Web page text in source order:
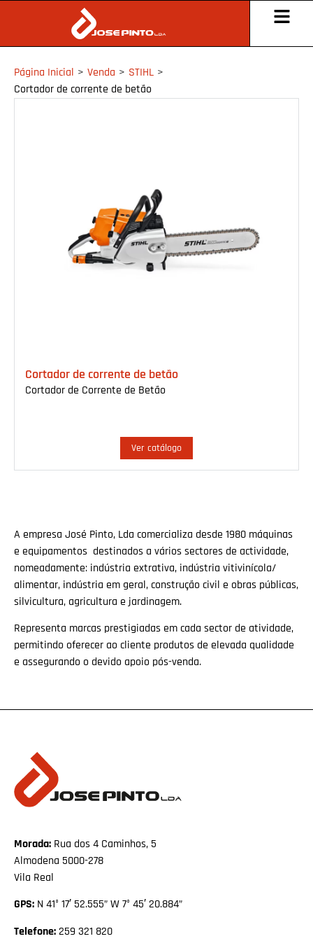
Página Inicial > Venda > STIHL >
Cortador de corrente de betão
Cortador de corrente de betão
Cortador de Corrente de Betão
Ver catálogo
A empresa José Pinto, Lda comercializa desde 1980 máquinas
e equipamentos destinados a vários sectores de actividade,
nomeadamente: indústria extrativa, indústria vitivinícola/
alimentar, indústria em geral, construção civil e obras públicas,
silvicultura, agricultura e jardinagem.
Representa marcas prestigiadas em cada sector de atividade,
permitindo oferecer ao cliente produtos de elevada qualidade
e assegurando o devido apoio pós-venda.
Morada: Rua dos 4 Caminhos, 5
Almodena 5000-278
Vila Real
GPS: N 41° 17′ 52.555” W 7° 45′ 20.884”
Telefone:259 321 820